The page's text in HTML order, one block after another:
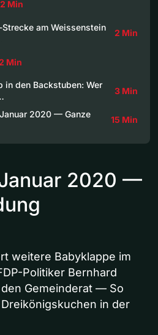
2 Min
am Weissenstein
2 Min
Min
in den Backstuben: Wer
3 Min
2020 — Ganze
15 Min
2020 —
weitere Babyklappe im
Politiker Bernhard
Gemeinderat — So
in der